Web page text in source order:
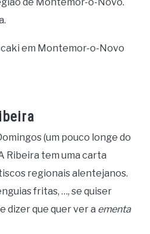
(um pouco longe do
Ribeira tem uma carta
regionais alentejanos.
fritas, …, se quiser
dizer que quer ver a ementa